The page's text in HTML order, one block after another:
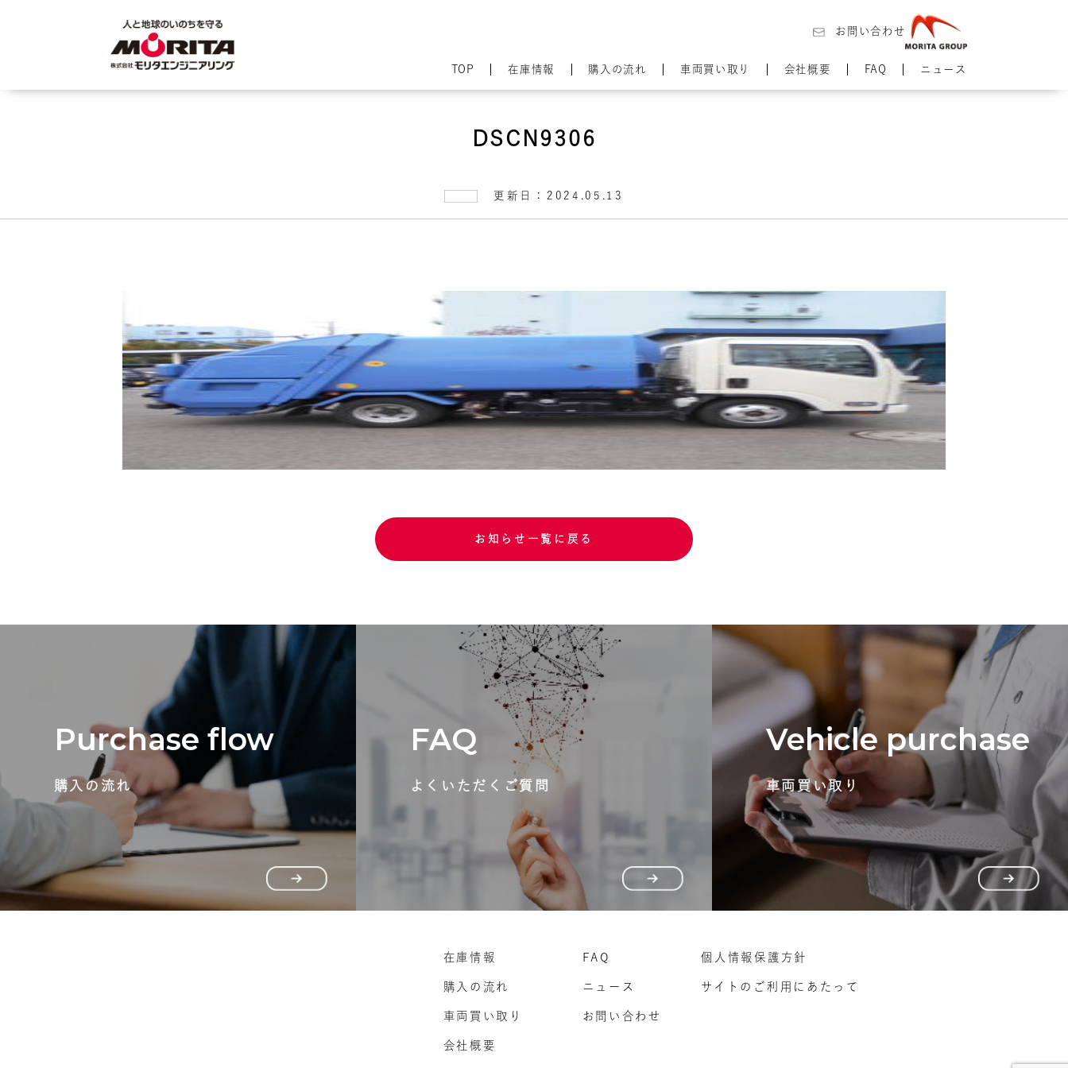
お問い合わせ
TOP 在庫情報 購入の流れ 車両買い取り 会社概要 FAQ ニュース
DSCN9306
更新日：2024.05.13
お知らせ一覧に戻る
Purchase flow
購入の流れ
FAQ
よくいただくご質問
Vehicle purchase
車両買い取り
在庫情報
購入の流れ
車両買い取り
会社概要
FAQ
ニュース
お問い合わせ
個人情報保護方針
サイトのご利用にあたって